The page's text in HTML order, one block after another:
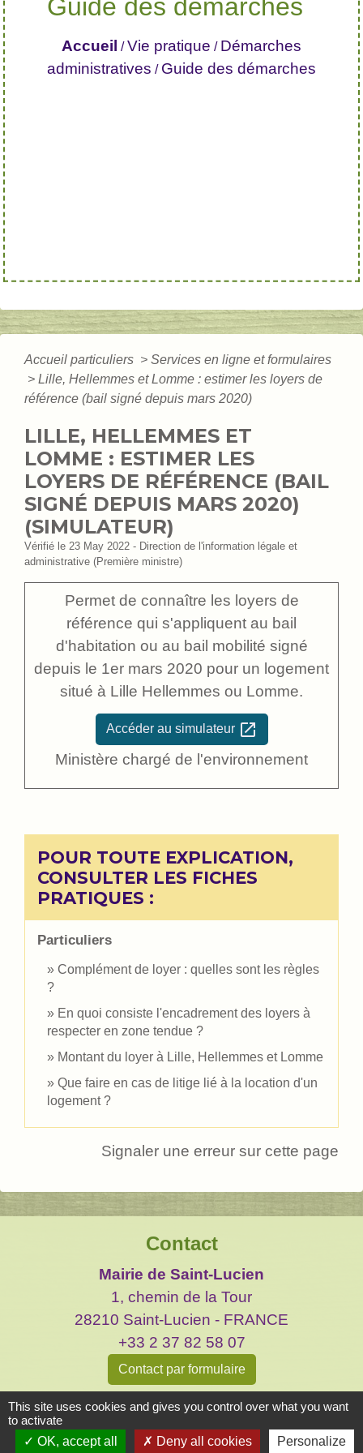
Guide des démarches
Accueil /Vie pratique / Démarches
administratives / Guide des démarches
Accueil particuliers > Services en ligne et formulaires
> Lille, Hellemmes et Lomme : estimer les loyers de
référence (bail signé depuis mars 2020)
LILLE, HELLEMMES ET
LOMME : ESTIMER LES
LOYERS DE RÉFÉRENCE (BAIL
SIGNÉ DEPUIS MARS 2020)
(SIMULATEUR)
Vérifié le 23 May 2022 - Direction de l'information légale et
administrative (Première ministre)
Permet de connaître les loyers de
référence qui s'appliquent au bail
d'habitation ou au bail mobilité signé
depuis le 1er mars 2020 pour un logement
situé à Lille Hellemmes ou Lomme.
Accéder au simulateur open_in_new
Ministère chargé de l'environnement
POUR TOUTE EXPLICATION,
CONSULTER LES FICHES
PRATIQUES :
Particuliers
Complément de loyer : quelles sont les règles
?
En quoi consiste l'encadrement des loyers à
respecter en zone tendue ?
Montant du loyer à Lille, Hellemmes et Lomme
Que faire en cas de litige lié à la location d'un
logement ?
Signaler une erreur sur cette page
Contact
Mairie de Saint-Lucien
1, chemin de la Tour
28210 Saint-Lucien - FRANCE
+33 2 37 82 58 07
Contact par formulaire
This site uses cookies and gives you control over what you want
to activate
OK, accept all
Deny all cookies Personalize